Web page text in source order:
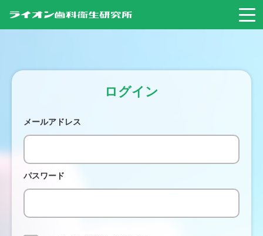
ログイン
メールアドレス
パスワード